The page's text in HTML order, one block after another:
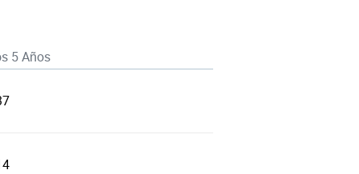
5 Años